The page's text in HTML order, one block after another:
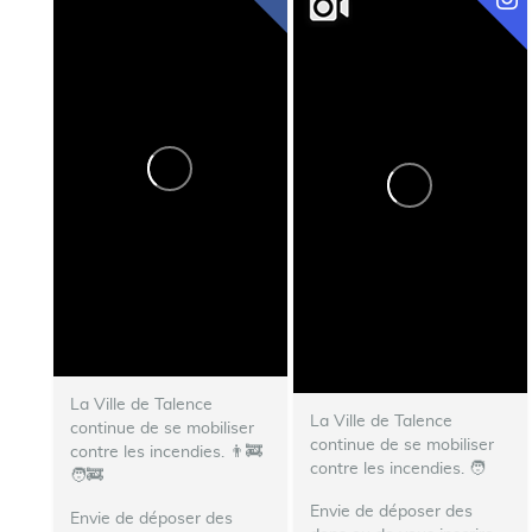
La Ville de Talence
continue de se mobiliser
contre les incendies. 👨‍🚒
🧑‍🚒
Envie de déposer des
La Ville de Talence
continue de se mobiliser
contre les incendies. ‍🧑‍
Envie de déposer des